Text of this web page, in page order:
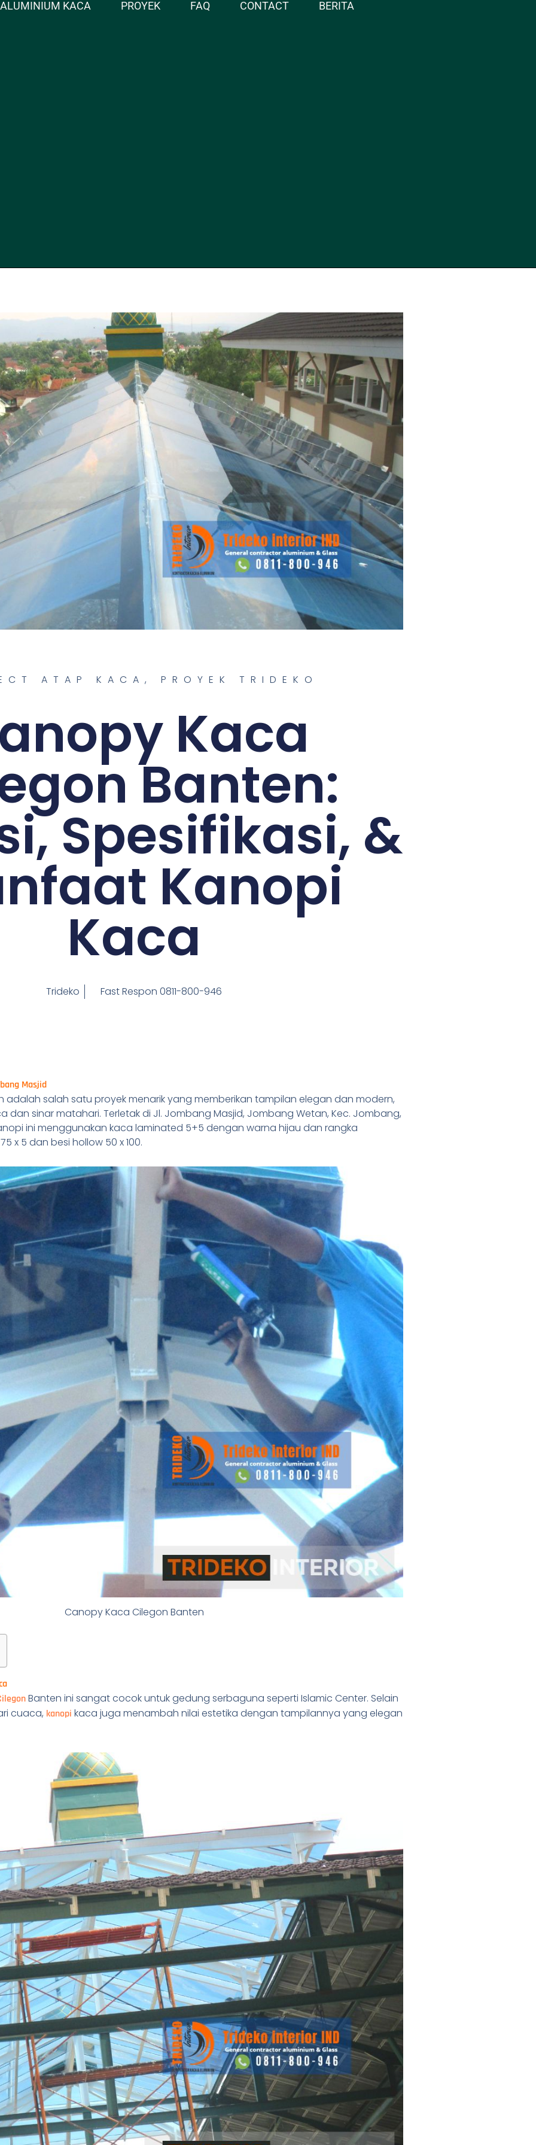
ALUMINIUM KACA PROYEK FAQ CONTACT BERITA
ATAP KACA , PROYEK TRIDEKO
Kaca
Banten:
Spesifikasi, &
Kanopi
Kaca
Trideko Fast Respon 0811-800-946
Masjid
adalah salah satu proyek menarik yang memberikan tampilan elegan dan modern,
dan sinar matahari. Terletak di Jl. Jombang Masjid, Jombang Wetan, Kec. Jombang,
ini menggunakan kaca laminated 5+5 dengan warna hijau dan rangka
x 5 dan besi hollow 50 x 100.
Canopy Kaca Cilegon Banten
Banten ini sangat cocok untuk gedung serbaguna seperti Islamic Center. Selain
cuaca, kanopi kaca juga menambah nilai estetika dengan tampilannya yang elegan